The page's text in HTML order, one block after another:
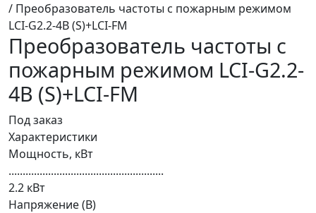
/ Преобразователь частоты с пожарным режимом
LCI-G2.2-4B (S)+LCI-FM
Преобразователь частоты с
пожарным режимом LCI-G2.2-
4B (S)+LCI-FM
Под заказ
Характеристики
Мощность, кВт
.......................................................
2.2 кВт
Напряжение (В)